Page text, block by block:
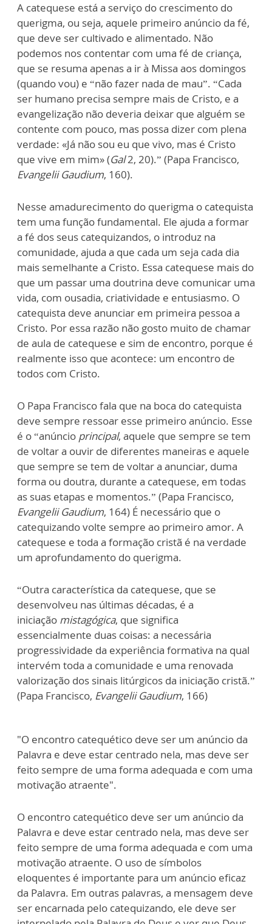
A catequese está a serviço do crescimento do
querigma, ou seja, aquele primeiro anúncio da fé,
que deve ser cultivado e alimentado. Não
podemos nos contentar com uma fé de criança,
que se resuma apenas a ir à Missa aos domingos
(quando vou) e “não fazer nada de mau”. “Cada
ser humano precisa sempre mais de Cristo, e a
evangelização não deveria deixar que alguém se
contente com pouco, mas possa dizer com plena
verdade: «Já não sou eu que vivo, mas é Cristo
que vive em mim» (Gal2, 20).” (Papa Francisco,
Evangelii Gaudium, 160).
Nesse amadurecimento do querigma o catequista
tem uma função fundamental. Ele ajuda a formar
a fé dos seus catequizandos, o introduz na
comunidade, ajuda a que cada um seja cada dia
mais semelhante a Cristo. Essa catequese mais do
que um passar uma doutrina deve comunicar uma
vida, com ousadia, criatividade e entusiasmo. O
catequista deve anunciar em primeira pessoa a
Cristo. Por essa razão não gosto muito de chamar
de aula de catequese e sim de encontro, porque é
realmente isso que acontece: um encontro de
todos com Cristo.
O Papa Francisco fala que na boca do catequista
deve sempre ressoar esse primeiro anúncio. Esse
é o “anúncio principal, aquele que sempre se tem
de voltar a ouvir de diferentes maneiras e aquele
que sempre se tem de voltar a anunciar, duma
forma ou doutra, durante a catequese, em todas
as suas etapas e momentos.” (Papa Francisco,
Evangelii Gaudium, 164) É necessário que o
catequizando volte sempre ao primeiro amor. A
catequese e toda a formação cristã é na verdade
um aprofundamento do querigma.
“Outra característica da catequese, que se
desenvolveu nas últimas décadas, é a
iniciação mistagógica, que significa
essencialmente duas coisas: a necessária
progressividade da experiência formativa na qual
intervém toda a comunidade e uma renovada
valorização dos sinais litúrgicos da iniciação cristã.”
(Papa Francisco, Evangelii Gaudium, 166)
"O encontro catequético deve ser um anúncio da
Palavra e deve estar centrado nela, mas deve ser
feito sempre de uma forma adequada e com uma
motivação atraente".
O encontro catequético deve ser um anúncio da
Palavra e deve estar centrado nela, mas deve ser
feito sempre de uma forma adequada e com uma
motivação atraente. O uso de símbolos
eloquentes é importante para um anúncio eficaz
da Palavra. Em outras palavras, a mensagem deve
ser encarnada pelo catequizando, ele deve ser